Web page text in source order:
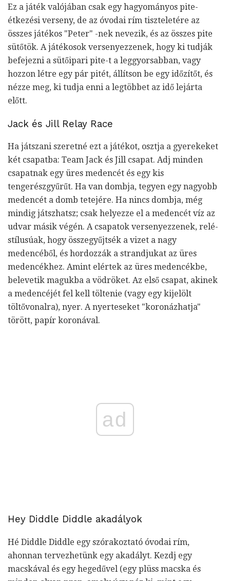
Ez a játék valójában csak egy hagyományos pite-
étkezési verseny, de az óvodai rím tiszteletére az
összes játékos "Peter" -nek nevezik, és az összes pite
sütőtök. A játékosok versenyezzenek, hogy ki tudják
befejezni a sütőipari pite-t a leggyorsabban, vagy
hozzon létre egy pár pitét, állítson be egy időzítőt, és
nézze meg, ki tudja enni a legtöbbet az idő lejárta
előtt.
Jack és Jill Relay Race
Ha játszani szeretné ezt a játékot, osztja a gyerekeket
két csapatba: Team Jack és Jill csapat. Adj minden
csapatnak egy üres medencét és egy kis
tengerészgyűrűt. Ha van dombja, tegyen egy nagyobb
medencét a domb tetejére. Ha nincs dombja, még
mindig játszhatsz; csak helyezze el a medencét víz az
udvar másik végén. A csapatok versenyezzenek, relé-
stílusúak, hogy összegyűjtsék a vizet a nagy
medencéből, és hordozzák a strandjukat az üres
medencékhez. Amint elértek az üres medencékbe,
belevetik magukba a vödröket. Az első csapat, akinek
a medencéjét fel kell töltenie (vagy egy kijelölt
töltővonalra), nyer. A nyerteseket "koronázhatja"
törött, papír koronával.
ad
Hey Diddle Diddle akadályok
Hé Diddle Diddle egy szórakoztató óvodai rím,
ahonnan tervezhetünk egy akadályt. Kezdj egy
macskával és egy hegedűvel (egy plüss macska és